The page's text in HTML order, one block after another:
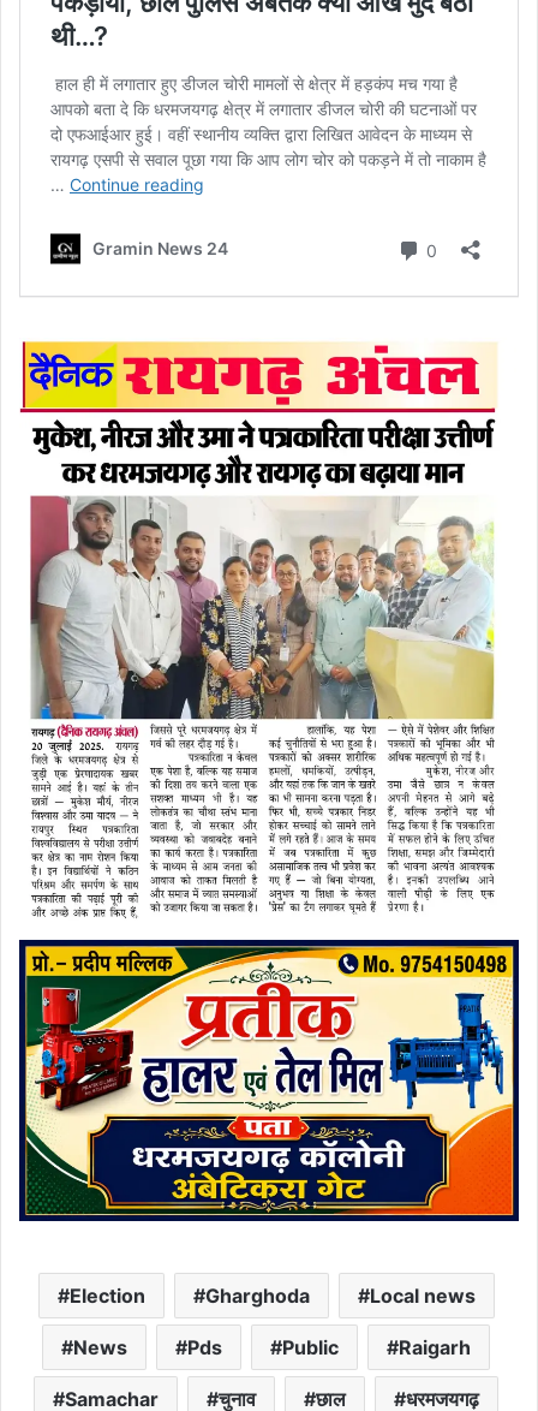
Election Gharghoda Local news
News Pds Public Raigarh
Samachar चुनाव छाल धरमजयगढ़